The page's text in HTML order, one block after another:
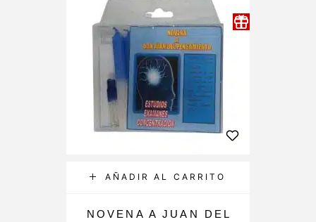
AÑADIR AL CARRITO
NOVENA A JUAN DEL